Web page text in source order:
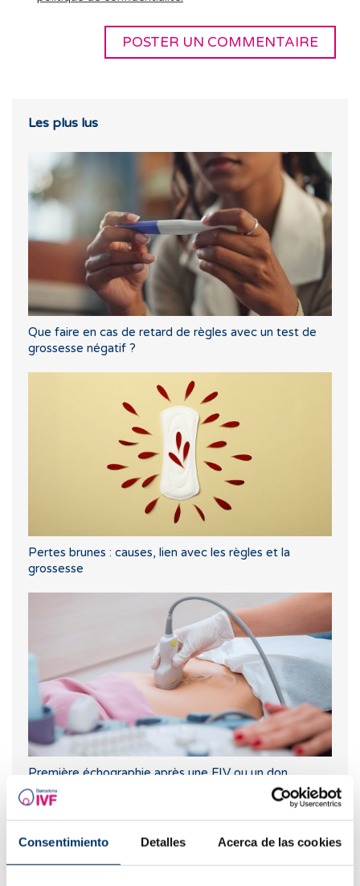
Consentimiento Detalles Acerca de las cookies
Les plus lus
Que faire en cas de retard de règles avec un test de
grossesse négatif ?
Pertes brunes : causes, lien avec les règles et la
grossesse
Première échographie après une FIV ou un don
d'ovules